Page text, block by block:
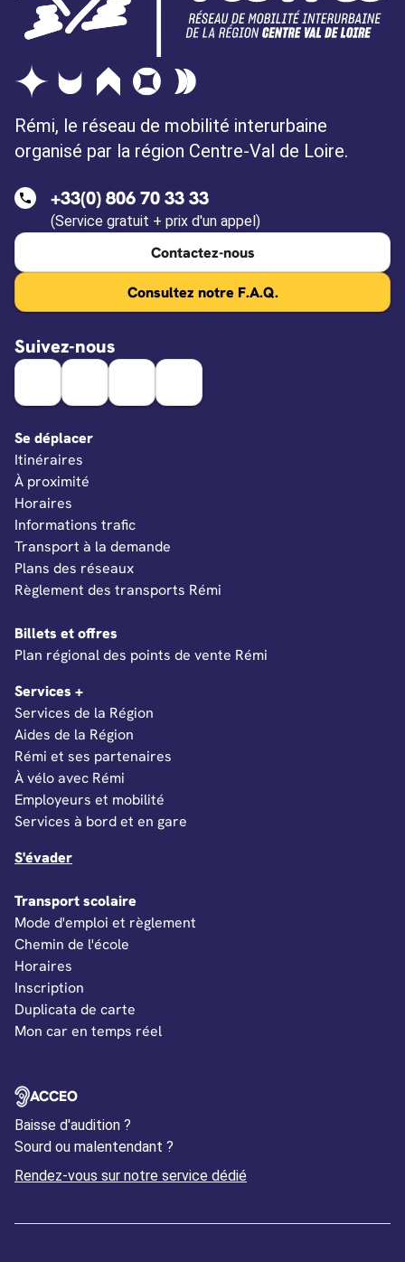
Rémi, le réseau de mobilité interurbaine
organisé par la région Centre-Val de Loire.
+33(0) 806 70 33 33
(Service gratuit + prix d'un appel)
Contactez-nous
Consultez notre F.A.Q.
Suivez-nous
Se déplacer
Itinéraires
À proximité
Horaires
Informations trafic
Transport à la demande
Plans des réseaux
Règlement des transports Rémi
Billets et offres
Ouverture dans un nouvel onglet
Plan régional des points de vente Rémi
Services +
Services de la Région
Aides de la Région
Rémi et ses partenaires
À vélo avec Rémi
Employeurs et mobilité
Services à bord et en gare
S'évader
Transport scolaire
Mode d'emploi et règlement
Chemin de l'école
Horaires
Inscription
Duplicata de carte
Mon car en temps réel
OUVERTURE DANS UN NOUVEL ONGLET
ACCEO
Baisse d'audition ?
Sourd ou malentendant ?
Rendez-vous sur notre service dédiéOuverture dans un